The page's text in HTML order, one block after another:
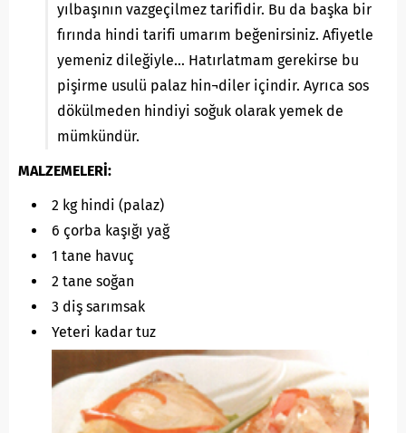
yılbaşının vazgeçilmez tarifidir. Bu da başka bir
fırında hindi tarifi umarım beğenirsiniz. Afiyetle
yemeniz dileğiyle… Hatırlatmam gerekirse bu
pişirme usulü palaz hin¬diler içindir. Ayrıca sos
dökülmeden hindiyi soğuk olarak yemek de
mümkündür.
MALZEMELERİ:
2 kg hindi (palaz)
6 çorba kaşığı yağ
1 tane havuç
2 tane soğan
3 diş sarımsak
Yeteri kadar tuz